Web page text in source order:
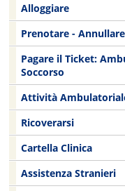
Alloggiare
Prenotare - Annullare
Pagare il Ticket:
Soccorso
Attività
Ricoverarsi
Cartella Clinica
Assistenza Stranieri